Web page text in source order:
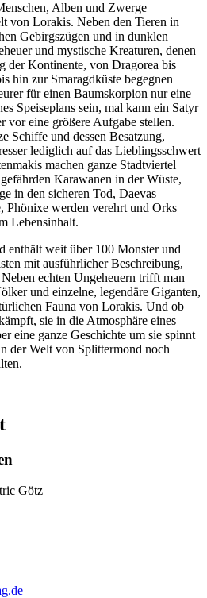
Alben und Zwerge
von Lorakis. Neben den Tieren in
Gebirgszügen und in dunklen
und mystische Kreaturen, denen
der Kontinente, von Dragorea bis
hin zur Smaragdküste begegnen
für einen Baumskorpion nur eine
Speiseplans sein, mal kann ein Satyr
vor eine größere Aufgabe stellen.
Schiffe und dessen Besatzung,
lediglich auf das Lieblingsschwert
machen ganze Stadtviertel
Karawanen in der Wüste,
in den sicheren Tod, Daevas
Phönixe werden verehrt und Orks
Lebensinhalt.
enthält weit über 100 Monster und
mit ausführlicher Beschreibung,
echten Ungeheuern trifft man
und einzelne, legendäre Giganten,
Fauna von Lorakis. Und ob
sie in die Atmosphäre eines
eine ganze Geschichte um sie spinnt
der Welt von Splittermond noch
Götz